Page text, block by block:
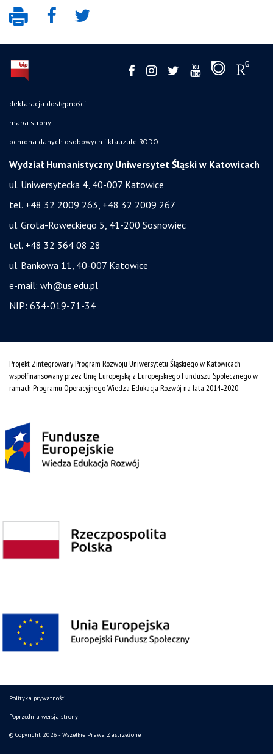
deklaracja dostępności
mapa strony
ochrona danych osobowych i klauzule RODO
Wydział Humanistyczny Uniwersytet Śląski w Katowicach
ul. Uniwersytecka 4, 40-007 Katowice
tel. +48 32 2009 263, +48 32 2009 267
ul. Grota-Roweckiego 5, 41-200 Sosnowiec
tel. +48 32 364 08 28
ul. Bankowa 11, 40-007 Katowice
e-mail: wh@us.edu.pl
NIP: 634-019-71-34
Projekt Zintegrowany Program Rozwoju Uniwersytetu Śląskiego w Katowicach
współfinansowany przez Unię Europejską z Europejskiego Funduszu Społecznego w
ramach Programu Operacyjnego Wiedza Edukacja Rozwój na lata 2014˗2020.
Polityka prywatności
Poprzednia wersja strony
© Copyright 2026 - Wszelkie Prawa Zastrzeżone